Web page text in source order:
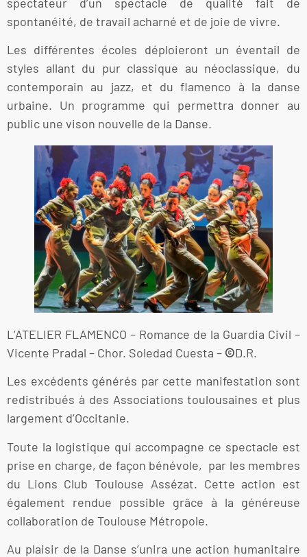
spontanéité, de travail acharné et de joie de vivre.
Les différentes écoles déploieront un éventail de
styles allant du pur classique au néoclassique, du
contemporain au jazz, et du flamenco à la danse
urbaine. Un programme qui permettra donner au
public une vison nouvelle de la Danse.
L’ATELIER FLAMENCO – Romance de la Guardia Civil –
Vicente Pradal – Chor. Soledad Cuesta – ©D.R.
Les excédents générés par cette manifestation sont
redistribués à des Associations toulousaines et plus
largement d’Occitanie.
Toute la logistique qui accompagne ce spectacle est
prise en charge, de façon bénévole, par les membres
du Lions Club Toulouse Assézat. Cette action est
également rendue possible grâce à la généreuse
collaboration de Toulouse Métropole.
Au plaisir de la Danse s’unira une action humanitaire